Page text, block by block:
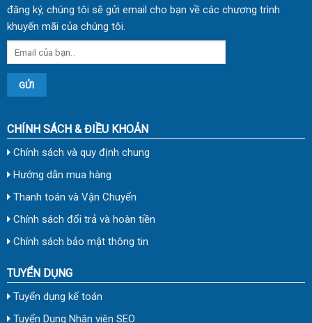
đăng ký, chúng tôi sẽ gửi email cho bạn về các chương trình
khuyến mãi của chúng tôi.
CHÍNH SÁCH & ĐIỀU KHOẢN
Chính sách và quy định chung
Hướng dẫn mua hàng
Thanh toán và Vận Chuyển
Chính sách đổi trả và hoàn tiền
Chính sách bảo mật thông tin
TUYỂN DỤNG
Tuyển dụng kế toán
Tuyển Dụng Nhân viên SEO